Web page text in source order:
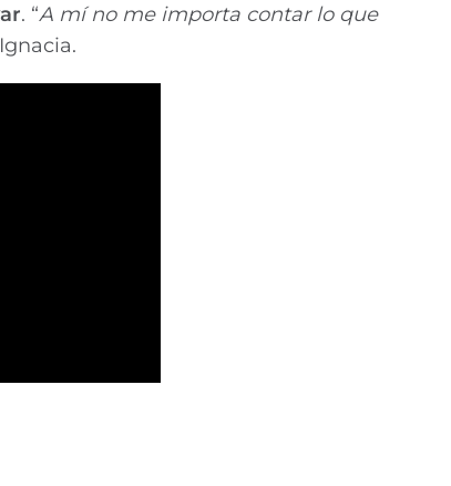
. “A mí no me importa contar lo que